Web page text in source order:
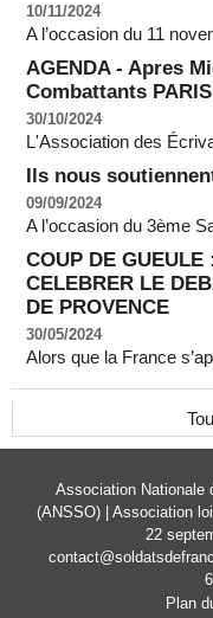
10/11/2024
A l’occasion du 11
AGENDA - Apres
Combattants PARIS
30/10/2024
L'Association des
Ils nous
09/09/2024
A l’occasion du 3ème
COUP DE GUEULE
CELEBRER LE
DE PROVENCE
30/05/2024
Alors que la France
Association Nationale
(ANSSO) | Association
22
Plan